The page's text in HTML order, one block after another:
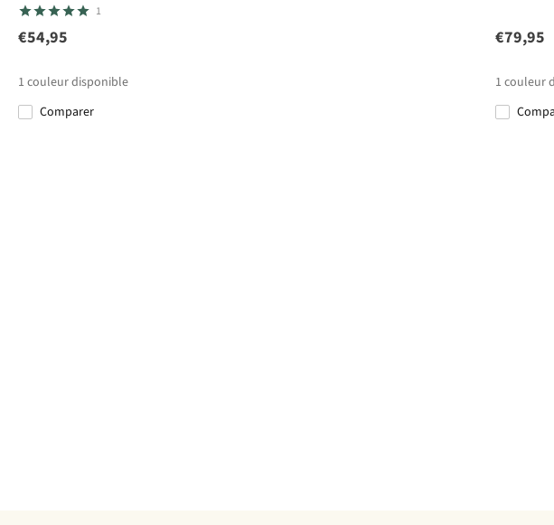
De Couchage
Magura -3 M
€59,50
Dimensions
1
€54,95
1 couleur disponible
Comparer
€79,95
1 couleur